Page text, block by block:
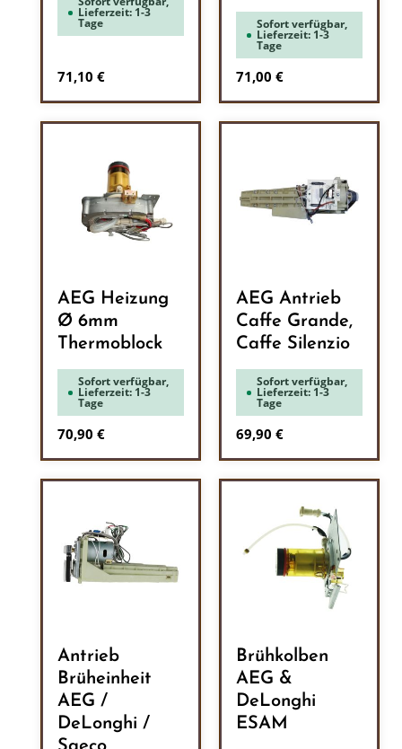
Lieferzeit: 1-3
Tage
Regulärer Preis:
71,10 €
Sofort verfügbar,
Lieferzeit: 1-3
Tage
Regulärer Preis:
71,00 €
AEG Heizung
Ø 6mm
Thermoblock
Sofort verfügbar,
Lieferzeit: 1-3
Tage
Regulärer Preis:
70,90 €
AEG Antrieb
Caffe Grande,
Caffe Silenzio
Sofort verfügbar,
Lieferzeit: 1-3
Tage
Regulärer Preis:
69,90 €
Antrieb
Brüheinheit
AEG /
DeLonghi /
Brühkolben
AEG &
DeLonghi
ESAM